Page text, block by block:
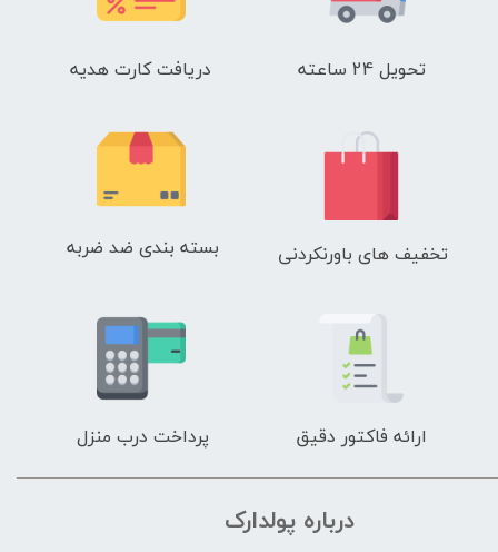
تحویل 24 ساعته دریافت کارت هدیه
تخفیف های باورنکردنی بسته بندی ضد ضربه
ارائه فاکتور دقیق پرداخت درب منزل
درباره پولدارک